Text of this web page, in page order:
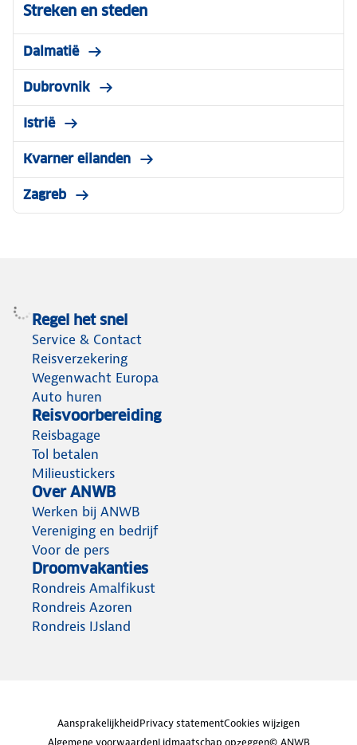
Streken en steden
Dalmatië
Dubrovnik
Istrië
Kvarner eilanden
Zagreb
Regel het snel
Service & Contact
Reisverzekering
Wegenwacht Europa
Auto huren
Reisvoorbereiding
Reisbagage
Tol betalen
Milieustickers
Over ANWB
Werken bij ANWB
Vereniging en bedrijf
Voor de pers
Droomvakanties
Rondreis Amalfikust
Rondreis Azoren
Rondreis IJsland
AansprakelijkheidPrivacy statementCookies wijzigen
Algemene voorwaardenLidmaatschap opzeggen© ANWB